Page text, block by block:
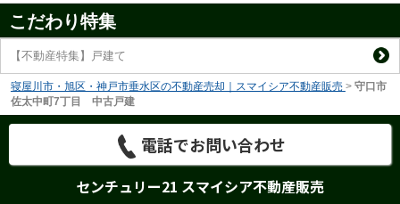
こだわり特集
【不動産特集】戸建て
寝屋川市・旭区・神戸市垂水区の不動産売却｜スマイシア不動産販売 > 守口市
佐太中町7丁目 中古戸建
電話でお問い合わせ
センチュリー21 スマイシア不動産販売